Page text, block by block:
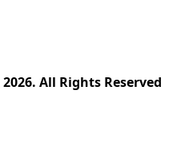
2026. All Rights Reserved